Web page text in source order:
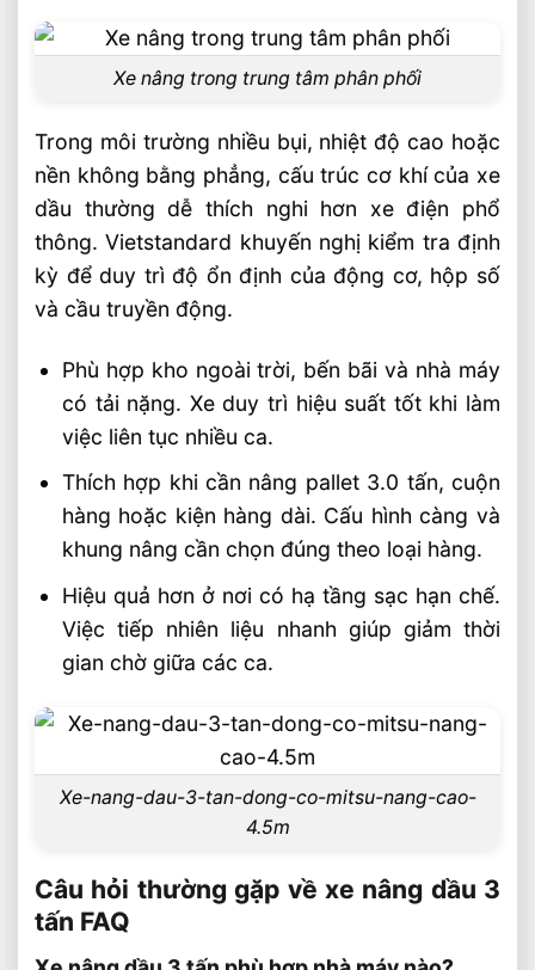
Xe nâng trong trung tâm phân phối
Trong môi trường nhiều bụi, nhiệt độ cao hoặc
nền không bằng phẳng, cấu trúc cơ khí của xe
dầu thường dễ thích nghi hơn xe điện phổ
thông. Vietstandard khuyến nghị kiểm tra định
kỳ để duy trì độ ổn định của động cơ, hộp số
và cầu truyền động.
Phù hợp kho ngoài trời, bến bãi và nhà máy
có tải nặng. Xe duy trì hiệu suất tốt khi làm
việc liên tục nhiều ca.
Thích hợp khi cần nâng pallet 3.0 tấn, cuộn
hàng hoặc kiện hàng dài. Cấu hình càng và
khung nâng cần chọn đúng theo loại hàng.
Hiệu quả hơn ở nơi có hạ tầng sạc hạn chế.
Việc tiếp nhiên liệu nhanh giúp giảm thời
gian chờ giữa các ca.
Xe-nang-dau-3-tan-dong-co-mitsu-nang-cao-
4.5m
Câu hỏi thường gặp về xe nâng dầu 3
tấn FAQ